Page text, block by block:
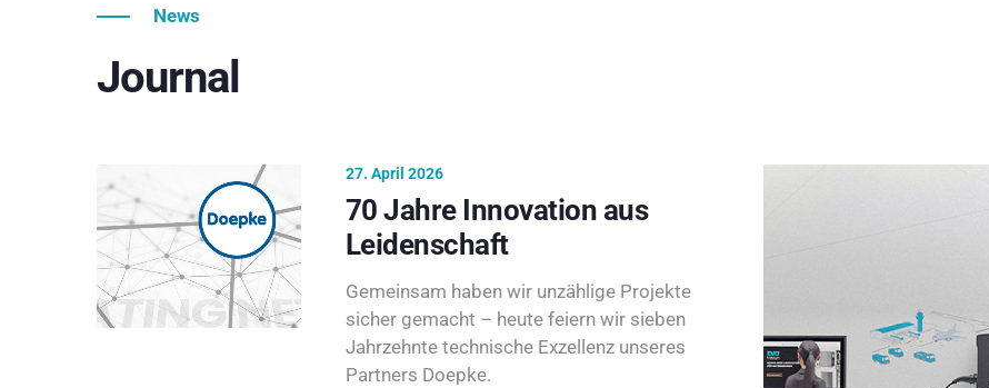
News
Journal
27. April 2026
70 Jahre Innovation aus
Leidenschaft
Gemeinsam haben wir unzählige Projekte
sicher gemacht – heute feiern wir sieben
Jahrzehnte technische Exzellenz unseres
Partners Doepke.